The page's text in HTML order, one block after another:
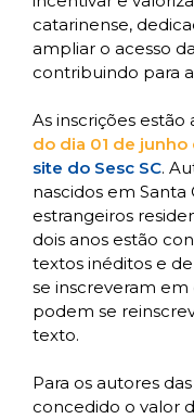
catarinense,
ampliar o acesso
contribuindo para
As inscrições estão
do dia 01 de junho
site do Sesc SC.
nascidos em Santa
estrangeiros
dois anos estão
textos inéditos e
se inscreveram
podem se
texto.
Para os autores
concedido o valor